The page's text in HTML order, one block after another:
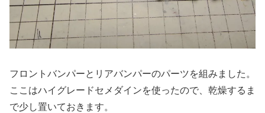
フロントバンパーとリアバンパーのパーツを組みました。
ここはハイグレードセメダインを使ったので、乾燥するま
で少し置いておきます。